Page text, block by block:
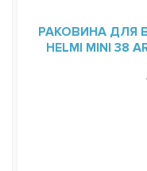
РАКОВИНА ДЛЯ
HELMI MINI 38